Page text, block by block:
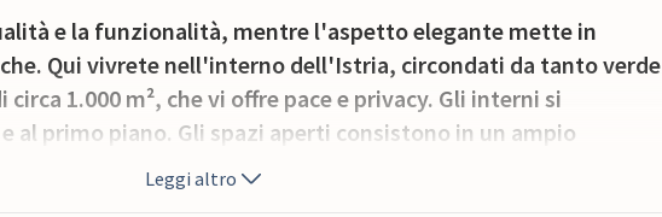
e la funzionalità, mentre l'aspetto elegante mette in
Qui vivrete nell'interno dell'Istria, circondati da tanto verde
1.000 m², che vi offre pace e privacy. Gli interni si
al primo piano. Gli spazi aperti consistono in un ampio
pranzo, che riflette sapientemente elementi moderni. Ogni
bagno, aria condizionata e televisione.
Leggi altro